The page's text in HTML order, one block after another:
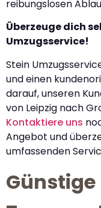
reibungslosen
Überzeuge dich
Umzugsservice!
Stein
und einen
darauf, unseren
von Leipzig nach
Kontaktiere uns
Angebot und
umfassenden
Günstige